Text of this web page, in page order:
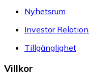
Nyhetsrum
Investor
Tillgänglighet
Villkor